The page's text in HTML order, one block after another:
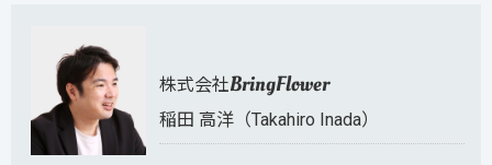
株式会社BringFlower
稲田 高洋（Takahiro Inada）